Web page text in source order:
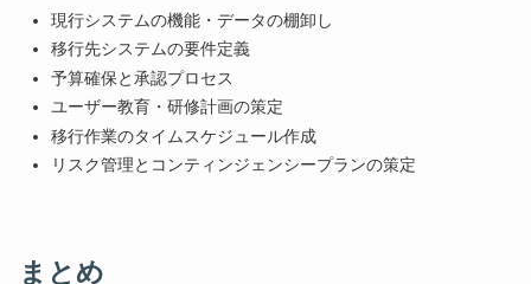
現行システムの機能・データの棚卸し
移行先システムの要件定義
予算確保と承認プロセス
ユーザー教育・研修計画の策定
移行作業のタイムスケジュール作成
リスク管理とコンティンジェンシープランの策定
まとめ